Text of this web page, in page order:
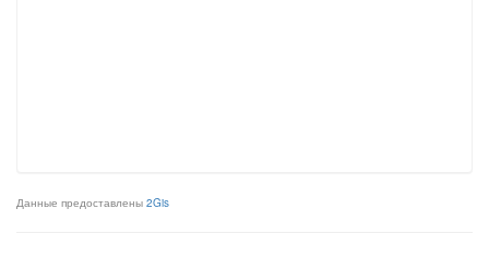
Данные предоставлены 2Gis